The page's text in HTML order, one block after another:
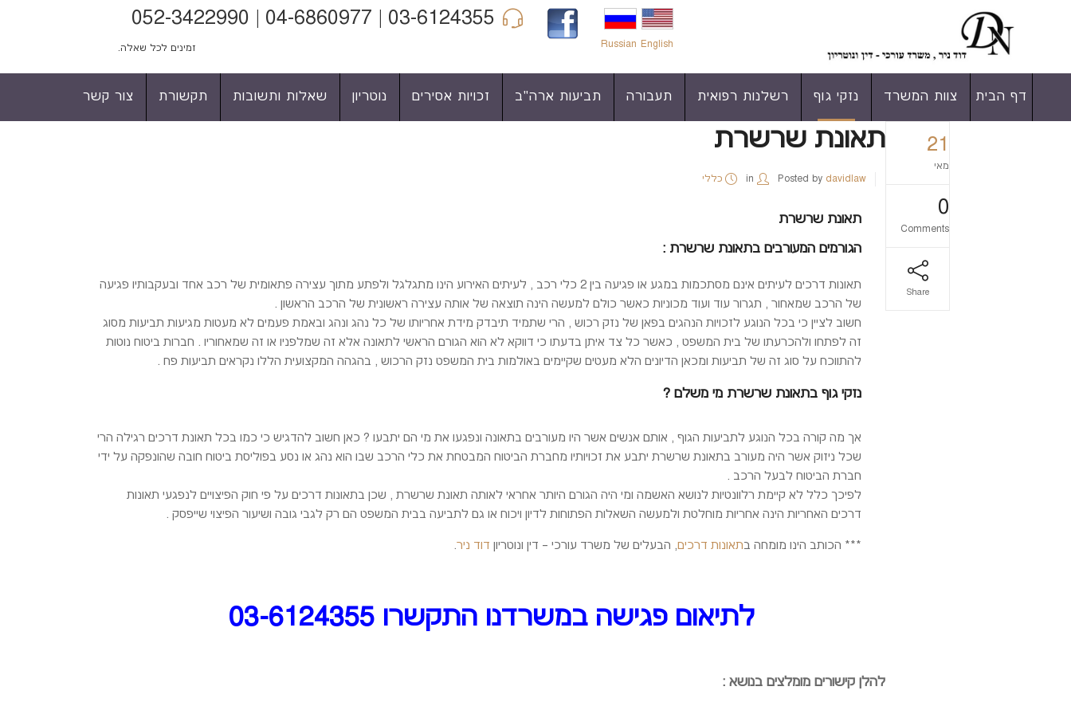
03-6124355 | 04-6860977 | 052-3422990
זמינים לכל שאלה. Russian English
דף הבית צוות המשרד נזקי גוף רשלנות רפואית תעבורה תביעות ארה"ב זכויות אסירים נוטריון שאלות ותשובות תקשורת צור קשר
21
מאי
0
Comments
Share
תאונת שרשרת
Posted by davidlaw
in כללי
תאונת שרשרת
הגורמים המעורבים בתאונת שרשרת :
תאונות דרכים לעיתים אינם מסתכמות במגע או פגיעה בין 2 כלי רכב , לעיתים האירוע הינו מתגלגל ולפתע מתוך עצירה פתאומית של רכב אחד ובעקבותיו פגיעה
של הרכב שמאחור , תגרור עוד ועוד מכוניות כאשר כולם למעשה הינה תוצאה של אותה עצירה ראשונית של הרכב הראשון .
חשוב לציין כי בכל הנוגע לזכויות הנהגים בפאן של נזק רכוש , הרי שתמיד תיבדק מידת אחריותו של כל נהג ונהג ובאמת פעמים לא מעטות מגיעות תביעות מסוג
זה לפתחו ולהכרעתו של בית המשפט , כאשר כל צד איתן בדעתו כי דווקא לא הוא הגורם הראשי לתאונה אלא זה שמלפניו או זה שמאחוריו . חברות ביטוח נוטות
להתווכח על סוג זה של תביעות ומכאן הדיונים הלא מעטים שקיימים באולמות בית המשפט נזק הרכוש , בהגהה המקצועית הללו נקראים תביעות פח .
נזקי גוף בתאונת שרשרת מי משלם ?
אך מה קורה בכל הנוגע לתביעות הגוף , אותם אנשים אשר היו מעורבים בתאונה ונפגעו את מי הם יתבעו ? כאן חשוב להדגיש כי כמו בכל תאונת דרכים רגילה הרי
שכל ניזוק אשר היה מעורב בתאונת שרשרת יתבע את זכויותיו מחברת הביטוח המבטחת את כלי הרכב שבו הוא נהג או נסע בפוליסת ביטוח חובה שהונפקה על ידי
חברת הביטוח לבעל הרכב .
לפיכך כלל לא קיימת רלוונטיות לנושא האשמה ומי היה הגורם היותר אחראי לאותה תאונת שרשרת , שכן בתאונות דרכים על פי חוק הפיצויים לנפגעי תאונות
דרכים האחריות הינה אחריות מוחלטת ולמעשה השאלות הפתוחות לדיון ויכוח או גם לתביעה בבית המשפט הם רק לגבי גובה ושיעור הפיצוי שייפסק .
*** הכותב הינו מומחה בתאונות דרכים, הבעלים של משרד עורכי – דין ונוטריון דוד ניר.
לתיאום פגישה במשרדנו התקשרו 03-6124355
להלן קישורים מומלצים בנושא :